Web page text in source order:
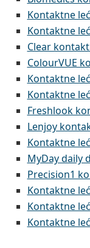
Persol
Prada
Sve marke
Kontaktne
Kontaktne
Clear
ColourVUE
Kontaktne
Kontaktne
Freshlook
Lenjoy
Kontaktne
MyDay daily
Precision1
Kontaktne
Kontaktne
Kontaktne